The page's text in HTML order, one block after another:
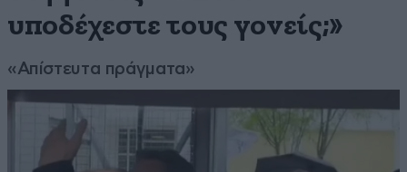
υποδέχεστε τους γονείς;»
«Απίστευτα πράγματα»